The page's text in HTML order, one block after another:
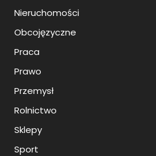
Nieruchomości
Obcojęzyczne
Praca
Prawo
Przemysł
Rolnictwo
Sklepy
Sport